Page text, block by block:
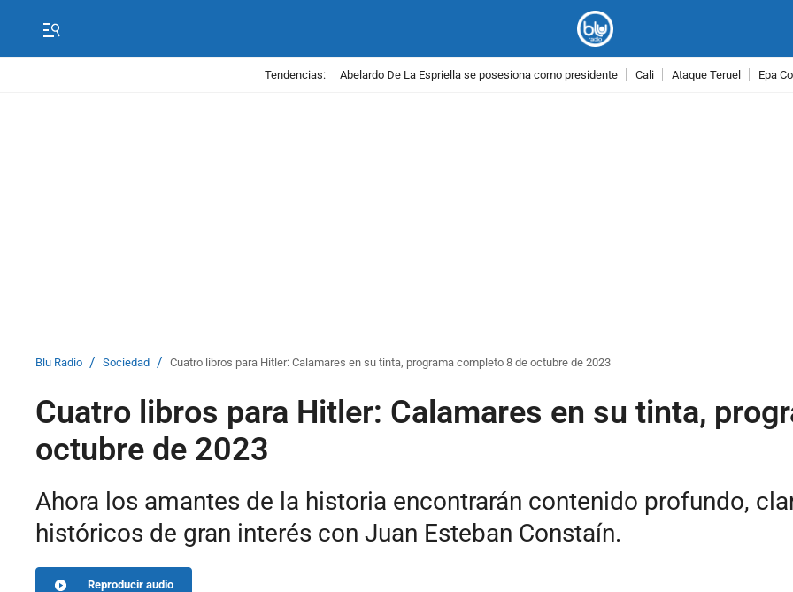
Tendencias: Abelardo De La Espriella se posesiona como presidente Cali Ataque Teruel Epa
Blu Radio / Sociedad / Cuatro libros para Hitler: Calamares en su tinta, programa completo 8 de octubre de 2023
Cuatro libros para Hitler: Calamares en su tinta,
octubre de 2023
Ahora los amantes de la historia encontrarán contenido profundo,
históricos de gran interés con Juan Esteban Constaín.
Reproducir audio